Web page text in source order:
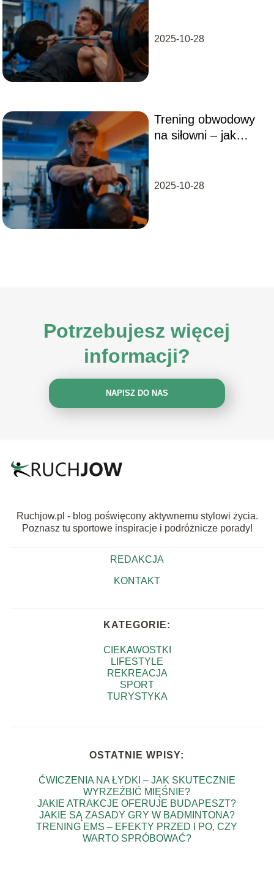
2025-10-28
Trening obwodowy
na siłowni – jak
2025-10-28
Potrzebujesz więcej
informacji?
NAPISZ DO NAS
Ruchjow.pl - blog poświęcony aktywnemu stylowi życia.
Poznasz tu sportowe inspiracje i podróżnicze porady!
REDAKCJA
KONTAKT
KATEGORIE:
CIEKAWOSTKI
LIFESTYLE
REKREACJA
SPORT
TURYSTYKA
OSTATNIE WPISY:
ĆWICZENIA NA ŁYDKI – JAK SKUTECZNIE
WYRZEŹBIĆ MIĘŚNIE?
JAKIE ATRAKCJE OFERUJE BUDAPESZT?
JAKIE SĄ ZASADY GRY W BADMINTONA?
TRENING EMS – EFEKTY PRZED I PO, CZY
WARTO SPRÓBOWAĆ?